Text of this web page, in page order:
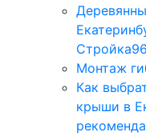
Стройка96
Монтаж
Как
крыши в